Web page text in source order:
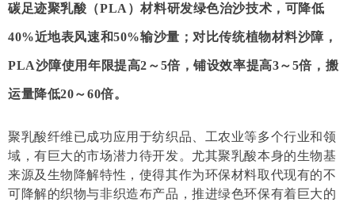
碳足迹聚乳酸（PLA）材料研发绿色治沙技术，可降低
40%近地表风速和50%输沙量；对比传统植物材料沙障，
PLA沙障使用年限提高2～5倍，铺设效率提高3～5倍，搬
运量降低20～60倍。
聚乳酸纤维已成功应用于纺织品、工农业等多个行业和领
域，有巨大的市场潜力待开发。尤其聚乳酸本身的生物基
来源及生物降解特性，使得其作为环保材料取代现有的不
可降解的织物与非织造布产品，推进绿色环保有着巨大的